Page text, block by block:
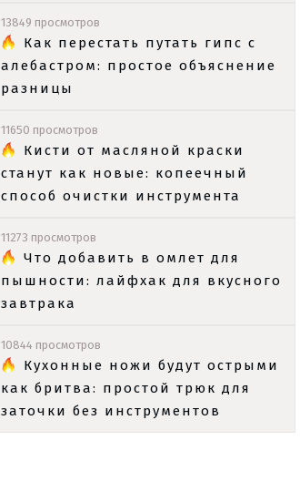
13849 просмотров
Как перестать путать гипс с
алебастром: простое объяснение
разницы
11650 просмотров
Кисти от масляной краски
станут как новые: копеечный
способ очистки инструмента
11273 просмотров
Что добавить в омлет для
пышности: лайфхак для вкусного
завтрака
10844 просмотров
Кухонные ножи будут острыми
как бритва: простой трюк для
заточки без инструментов